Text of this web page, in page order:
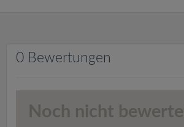
0 Bewertungen
Noch nicht